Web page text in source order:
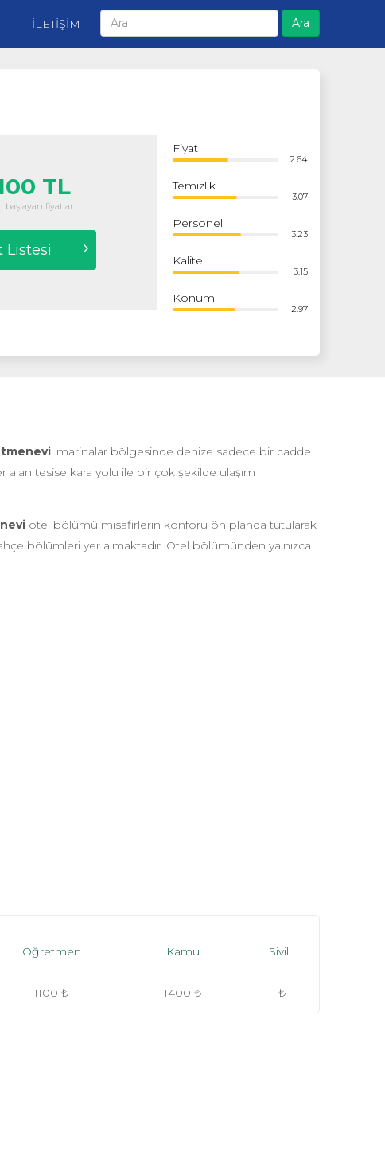
İLETİŞİM Ara
Fiyat
2.64
Temizlik
3.07
Personel
3.23
Kalite
3.15
Konum
2.97
TL
başlayan fiyatlar
Listesi
, marinalar bölgesinde denize sadece bir cadde
alan tesise kara yolu ile bir çok şekilde ulaşım
otel bölümü misafirlerin konforu ön planda tutularak
bölümleri yer almaktadır. Otel bölümünden yalnızca
Öğretmen Kamu Sivil
1100 ₺ 1400 ₺ - ₺